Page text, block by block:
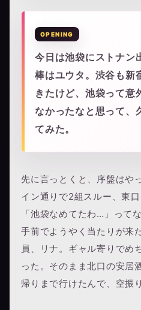
今日は池袋にストナン
棒はユウタ。渋谷も新
きたけど、池袋って意
なかったなと思って、
てみた。
先に言っとくと、序盤はや
イン通りで2組スルー、東口
「池袋なめてたわ…」って
手前でようやく当たりが来
員、リナ。ギャル寄りでめ
った。そのまま北口の安
帰りまで行けたんで、空振